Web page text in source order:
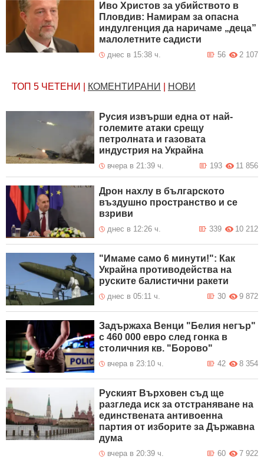
Иво Христов за убийството в
Пловдив: Намирам за опасна
индулгенция да наричаме „деца”
малолетните садисти
днес в 15:38 ч. 2 107
56
ТОП 5 ЧЕТЕНИ КОМЕНТИРАНИ НОВИ
Русия извърши една от най-
големите атаки срещу
петролната и газовата
индустрия на Украйна
вчера в 21:39 ч. 11 856
193
Дрон нахлу в българското
въздушно пространство и се
взриви
днес в 12:26 ч. 10 212
339
"Имаме само 6 минути!": Как
Украйна противодейства на
руските балистични ракети
днес в 05:11 ч. 9 872
30
Задържаха Венци "Белия негър"
с 460 000 евро след гонка в
столичния кв. "Борово"
вчера в 23:10 ч. 8 354
42
Руският Върховен съд ще
разгледа иск за отстраняване на
единствената антивоенна
партия от изборите за Държавна
дума
вчера в 20:39 ч. 7 922
60